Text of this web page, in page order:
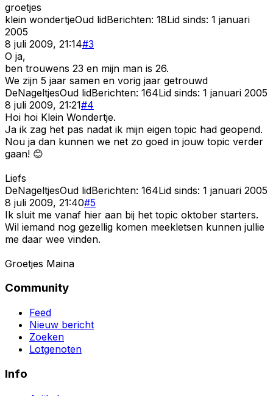
groetjes
klein wondertjeOud lidBerichten: 18Lid sinds: 1 januari
2005
8 juli 2009, 21:14#3
O ja,
ben trouwens 23 en mijn man is 26.
We zijn 5 jaar samen en vorig jaar getrouwd
DeNageltjesOud lidBerichten: 164Lid sinds: 1 januari 2005
8 juli 2009, 21:21#4
Hoi hoi Klein Wondertje.
Ja ik zag het pas nadat ik mijn eigen topic had geopend.
Nou ja dan kunnen we net zo goed in jouw topic verder
gaan! 😊
Liefs
DeNageltjesOud lidBerichten: 164Lid sinds: 1 januari 2005
8 juli 2009, 21:40#5
Ik sluit me vanaf hier aan bij het topic oktober starters.
Wil iemand nog gezellig komen meekletsen kunnen jullie
me daar wee vinden.
Groetjes Maina
Community
Feed
Nieuw bericht
Zoeken
Lotgenoten
Info